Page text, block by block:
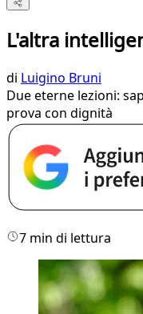
L'altra
di Luigino Bruni
Due eterne lezioni:
prova con dignità
7 min di lettura